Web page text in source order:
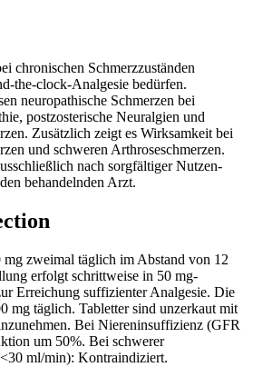
chronischen Schmerzzuständen
the-clock-Analgesie bedürfen.
neuropathische Schmerzen bei
postzosterische Neuralgien und
Zusätzlich zeigt es Wirksamkeit bei
und schweren Arthroseschmerzen.
nach sorgfältiger Nutzen-
behandelnden Arzt.
zweimal täglich im Abstand von 12
erfolgt schrittweise in 50 mg-
Erreichung suffizienter Analgesie. Die
mg täglich. Tabletter sind unzerkaut mit
Bei Niereninsuffizienz (GFR
um 50%. Bei schwerer
ml/min): Kontraindiziert.